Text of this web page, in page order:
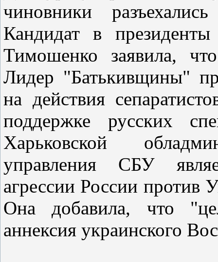
чиновники
Кандидат в
Тимошенко заявила,
Лидер "Батькивщины"
на действия
поддержке русских
Харьковской
управления СБУ
агрессии России против
Она добавила, что
аннексия украинского